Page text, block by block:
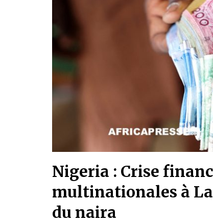
Nigeria : Crise
multinationales à
du naira